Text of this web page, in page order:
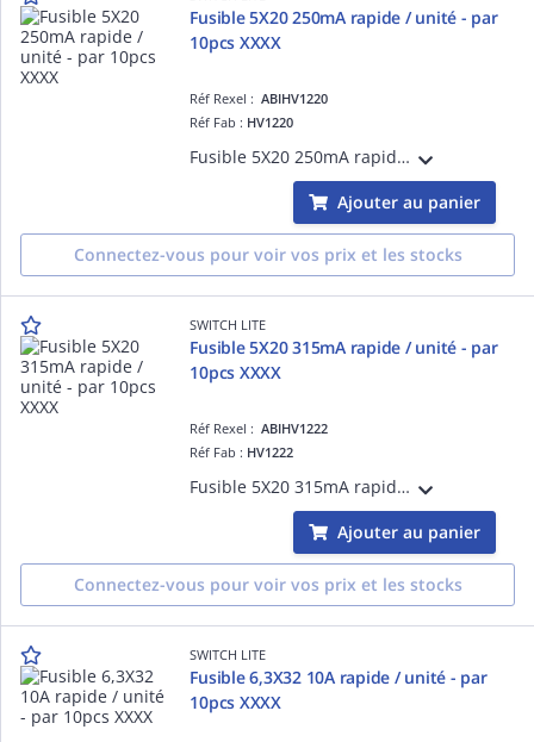
Fusible 5X20 250mA rapide / unité - par
10pcs XXXX
Réf Rexel :ABIHV1220
Réf Fab : HV1220
Fusible 5X20 250mA rapide - Tarifé à l'unité, vendu par colisage 10pcs
Ajouter au panier
Connectez-vous pour voir vos prix et les stocks
SWITCH LITE
Fusible 5X20 315mA rapide / unité - par
10pcs XXXX
Réf Rexel :ABIHV1222
Réf Fab : HV1222
Fusible 5X20 315mA rapide - Tarifé à l'unité, vendu par colisage 10pcs
Ajouter au panier
Connectez-vous pour voir vos prix et les stocks
SWITCH LITE
Fusible 6,3X32 10A rapide / unité - par
10pcs XXXX